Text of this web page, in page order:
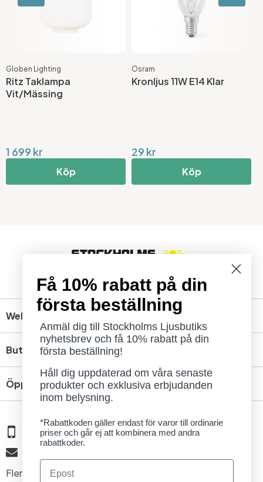
Globen Lighting
Ritz Taklampa
Vit/Mässing
1 699 kr
Köp
Osram
Kronljus 11W E14 Klar
29 kr
Köp
Webbshop
Butik
Öppettider
08 - 654 29 00
Fler kontaktuppgifter »
Få 10% rabatt på din
första beställning
Anmäl dig till Stockholms Ljusbutiks
nyhetsbrev och få 10% rabatt på din
första beställning!
Håll dig uppdaterad om våra senaste
produkter och exklusiva erbjudanden
inom belysning.
*Rabattkoden gäller endast för varor till ordinarie
priser och går ej att kombinera med andra
rabattkoder.
Email